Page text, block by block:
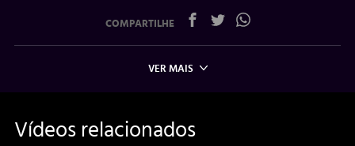
COMPARTILHE
VER MAIS
Vídeos relacionados